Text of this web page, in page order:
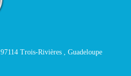
Trois-Rivières , Guadeloupe